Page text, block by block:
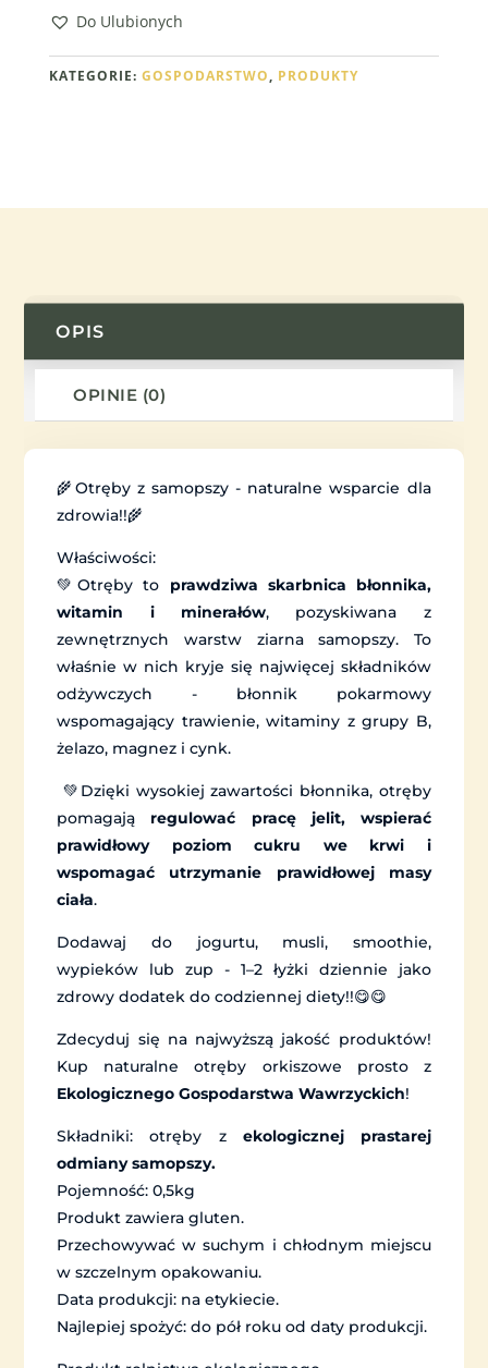
Do Ulubionych
KATEGORIE: GOSPODARSTWO, PRODUKTY
OPIS
OPINIE (0)
🌾Otręby z samopszy - naturalne wsparcie dla
zdrowia!!🌾
Właściwości:
💚Otręby to prawdziwa skarbnica błonnika,
witamin i minerałów, pozyskiwana z
zewnętrznych warstw ziarna samopszy. To
właśnie w nich kryje się najwięcej składników
odżywczych - błonnik pokarmowy
wspomagający trawienie, witaminy z grupy B,
żelazo, magnez i cynk.
💚Dzięki wysokiej zawartości błonnika, otręby
pomagają regulować pracę jelit, wspierać
prawidłowy poziom cukru we krwi i
wspomagać utrzymanie prawidłowej masy
ciała.
Dodawaj do jogurtu, musli, smoothie,
wypieków lub zup - 1–2 łyżki dziennie jako
zdrowy dodatek do codziennej diety!!😋😋
Zdecyduj się na najwyższą jakość produktów!
Kup naturalne otręby orkiszowe prosto z
Ekologicznego Gospodarstwa Wawrzyckich!
Składniki: otręby z ekologicznej prastarej
odmiany samopszy.
Pojemność: 0,5kg
Produkt zawiera gluten.
Przechowywać w suchym i chłodnym miejscu
w szczelnym opakowaniu.
Data produkcji: na etykiecie.
Najlepiej spożyć: do pół roku od daty produkcji.